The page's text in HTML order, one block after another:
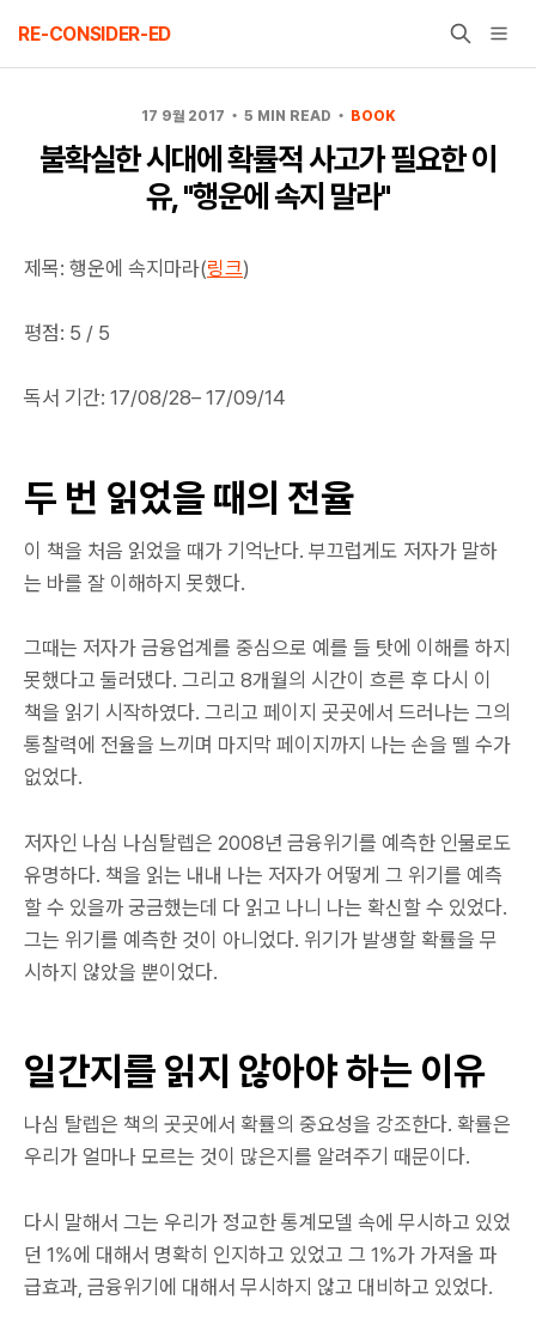
Skip
RE-CONSIDER-ED
17 9월 2017 5 MIN READ BOOK
불확실한 시대에 확률적 사고가 필요한 이
유, "행운에 속지 말라"
제목: 행운에 속지마라(링크)
평점: 5 / 5
독서 기간: 17/08/28– 17/09/14
두 번 읽었을 때의 전율
이 책을 처음 읽었을 때가 기억난다. 부끄럽게도 저자가 말하
는 바를 잘 이해하지 못했다.
그때는 저자가 금융업계를 중심으로 예를 들 탓에 이해를 하지
못했다고 둘러댔다. 그리고 8개월의 시간이 흐른 후 다시 이
책을 읽기 시작하였다. 그리고 페이지 곳곳에서 드러나는 그의
통찰력에 전율을 느끼며 마지막 페이지까지 나는 손을 뗄 수가
없었다.
저자인 나심 나심탈렙은 2008년 금융위기를 예측한 인물로도
유명하다. 책을 읽는 내내 나는 저자가 어떻게 그 위기를 예측
할 수 있을까 궁금했는데 다 읽고 나니 나는 확신할 수 있었다.
그는 위기를 예측한 것이 아니었다. 위기가 발생할 확률을 무
시하지 않았을 뿐이었다.
일간지를 읽지 않아야 하는 이유
나심 탈렙은 책의 곳곳에서 확률의 중요성을 강조한다. 확률은
우리가 얼마나 모르는 것이 많은지를 알려주기 때문이다.
다시 말해서 그는 우리가 정교한 통계모델 속에 무시하고 있었
던 1%에 대해서 명확히 인지하고 있었고 그 1%가 가져올 파
급효과, 금융위기에 대해서 무시하지 않고 대비하고 있었다.